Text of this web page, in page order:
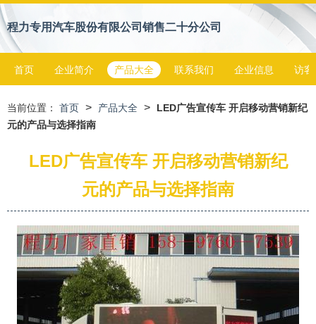
程力专用汽车股份有限公司销售二十分公司
首页 企业简介 产品大全 联系我们 企业信息 访客
当前位置： 首页 > 产品大全 >
LED广告宣传车 开启移动营销新纪
元的产品与选择指南
LED广告宣传车 开启移动营销新纪
元的产品与选择指南